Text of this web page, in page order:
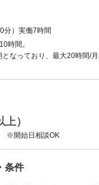
分）実働7時間
時間。
なっており、最大20時間/
）
※開始日相談OK
条件